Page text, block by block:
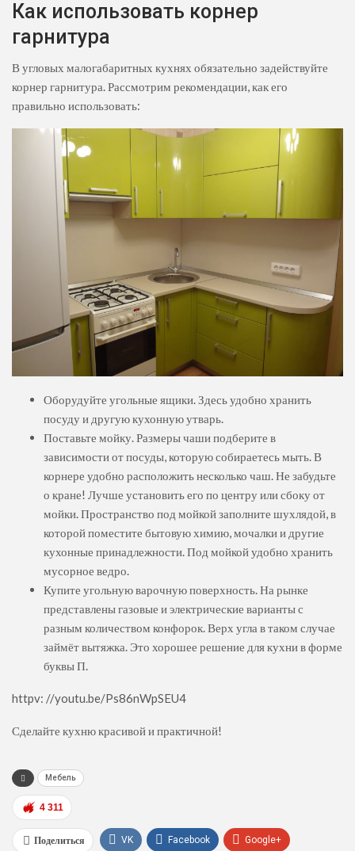
Как использовать корнер
гарнитура
В угловых малогабаритных кухнях обязательно задействуйте
корнер гарнитура. Рассмотрим рекомендации, как его
правильно использовать:
Оборудуйте угольные ящики. Здесь удобно хранить
посуду и другую кухонную утварь.
Поставьте мойку. Размеры чаши подберите в
зависимости от посуды, которую собираетесь мыть. В
корнере удобно расположить несколько чаш. Не забудьте
о кране! Лучше установить его по центру или сбоку от
мойки. Пространство под мойкой заполните шухлядой, в
которой поместите бытовую химию, мочалки и другие
кухонные принадлежности. Под мойкой удобно хранить
мусорное ведро.
Купите угольную варочную поверхность. На рынке
представлены газовые и электрические варианты с
разным количеством конфорок. Верх угла в таком случае
займёт вытяжка. Это хорошее решение для кухни в форме
буквы П.
httpv: //youtu.be/Ps86nWpSEU4
Сделайте кухню красивой и практичной!
Мебель
4 311
Поделиться VK Facebook Google+